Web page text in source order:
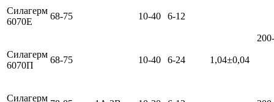
Силагерм
6070Е
68-75 10-40 6-12
1,04±0,04
Силагерм
6070П
68-75 10-40 6-24
Силагерм